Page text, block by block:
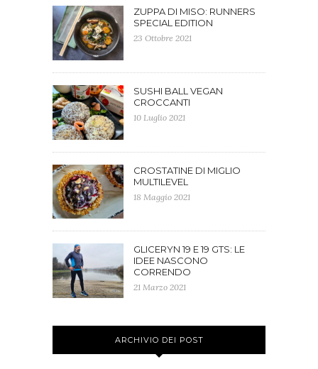
ZUPPA DI MISO: RUNNERS
SPECIAL EDITION
23 Ottobre 2021
SUSHI BALL VEGAN
CROCCANTI
10 Luglio 2021
CROSTATINE DI MIGLIO
MULTILEVEL
18 Maggio 2021
GLICERYN 19 E 19 GTS: LE
IDEE NASCONO
CORRENDO
21 Marzo 2021
ARCHIVIO DEI POST